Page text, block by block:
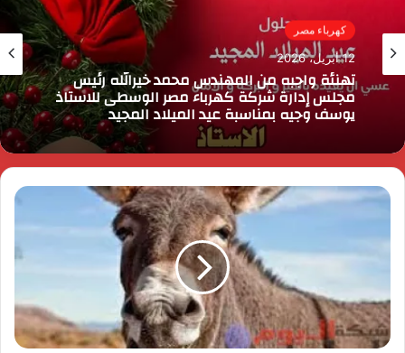
كهرباء مصر
12 أبريل، 2026
تهنئة واجبه من المهندس محمد خيرالله رئيس
مجلس إدارة شركة كهرباء مصر الوسطى للاستاذ
يوسف وجيه بمناسبة عيد الميلاد المجيد